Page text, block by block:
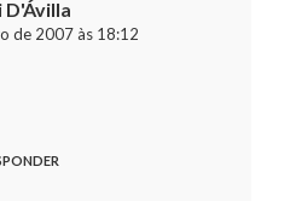
D'Ávilla
de 2007 às 18:12